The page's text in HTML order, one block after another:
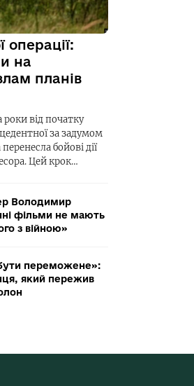
операції:
на
планів
від початку
за задумом
бойові дії
Цей крок…
Володимир
фільми не мають
з війною»
переможене»:
який пережив